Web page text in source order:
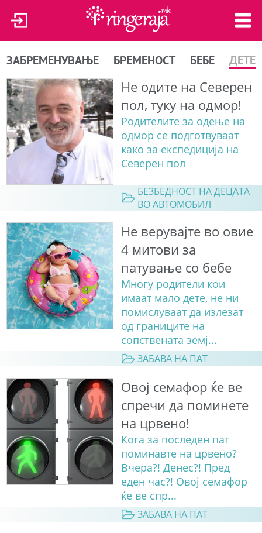
ЗАБРЕМЕНУВАЊЕ БРЕМЕНОСТ БЕБЕ ДЕТЕ
Не одите на Северен
пол, туку на одмор!
Родителите за одење на
одмор се подготвуваат
како за експедиција на
Северен пол
БЕЗБЕДНОСТ НА ДЕЦАТА
ВО АВТОМОБИЛ
Не верувајте во овие
4 митови за
патување со бебе
Многу родители кои
имаат мало дете, не ни
помислуваат да излезат
од границите на
сопствената земј...
ЗАБАВА НА ПАТ
Овој семафор ќе ве
спречи да поминете
на црвено!
Кога за последен пат
поминавте на црвено?
Вчера?! Денес?! Пред
еден час?! Овој семафор
ќе ве спр...
ЗАБАВА НА ПАТ